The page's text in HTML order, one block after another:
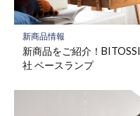
新商品情報
新商品をご紹介！BITOSSI
社 ベースランプ